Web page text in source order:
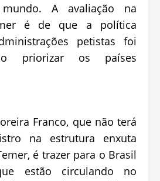
A avaliação na
é de que a política
petistas foi
priorizar os países
Franco, que não terá
na estrutura enxuta
é trazer para o Brasil
estão circulando no